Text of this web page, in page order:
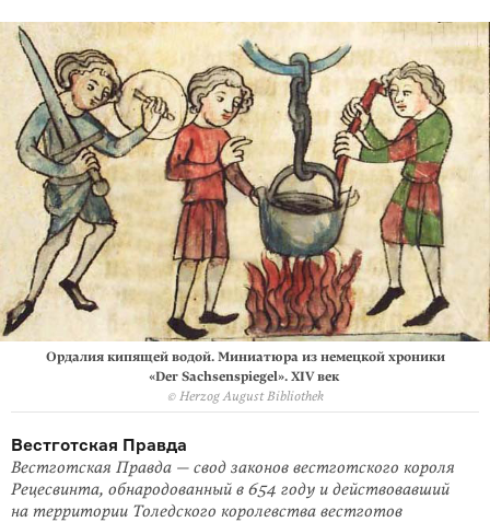
Ордалия кипящей водой. Миниатюра из немецкой хроники
«Der Sachsenspiegel». XIV век
© Herzog August Bibliothek
Вестготская Правда
Вестготская Правда — свод законов вестготского короля
Рецесвинта, обнародованный в 654 году и действовавший
на территории Толедского королевства вестготов